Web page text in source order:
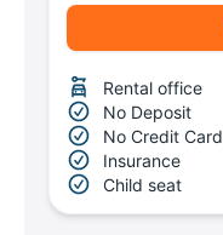
Rental office
No Deposit
No Credit Card
Insurance
Child seat